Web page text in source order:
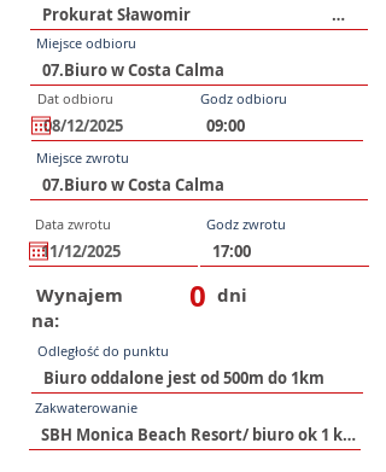
Miejsce odbioru
Dat odbioru Godz odbioru
Miejsce zwrotu
Data zwrotu Godz zwrotu
Wynajem
na:
0 dni
Odległość do punktu
Zakwaterowanie